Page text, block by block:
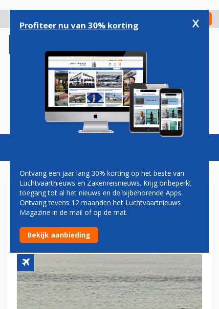
gaan
Check in
Magazine Podcasts Vacatures
LANDING OP HUDSON VAN
CAPTAIN SULLY 15 JAAR
GELEDEN
Profiteer nu van 30% korting x
Ontvang een jaar lang 30% korting op het beste van
Luchtvaartnieuws en Zakenreisnieuws. Krijg onbeperkt
toegang tot al het nieuws en de bijbehorende Apps.
Ontvang tevens 12 maanden het Luchtvaartnieuws
Magazine in de mail of op de mat.
Bekijk aanbieding